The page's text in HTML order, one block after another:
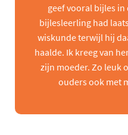
geef vooral bijles
bijlesleerling had
wiskunde terwijl hij
haalde. Ik kreeg van
zijn moeder. Zo leuk
ouders ook met